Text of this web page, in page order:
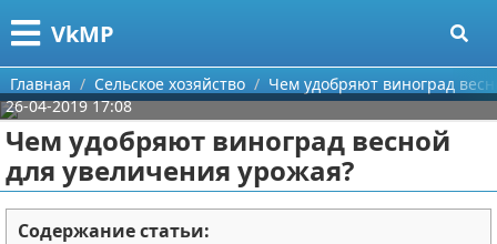
VkMP
Меню
Главная
Категории
Сельское хозяйство
Разное
Поиск
О проекте
Главная Сельское хозяйство
Чем удобряют виноград
26-04-2019 17:08
Чем удобряют виноград весной
для увеличения урожая?
Содержание статьи: